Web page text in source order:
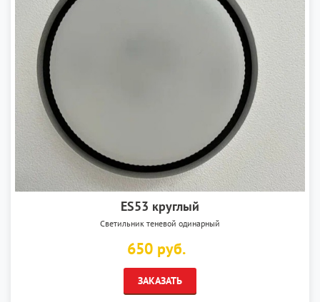
ES53 круглый
Светильник теневой одинарный
650 руб.
ЗАКАЗАТЬ